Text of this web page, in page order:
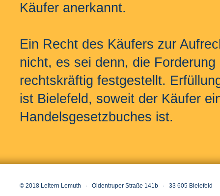
Käufer anerkannt.
Ein Recht des Käufers zur
nicht, es sei denn, die
rechtskräftig festgestellt.
ist Bielefeld, soweit der Käufer
Handelsgesetzbuches ist.
© 2018 Leitern Lemuth · Oldentruper Straße 141b · 33 605 Bielefeld